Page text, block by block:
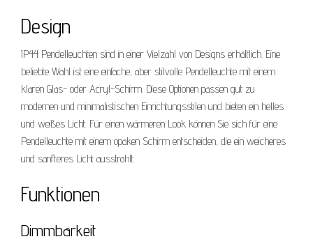
Design
IP44 Pendelleuchten sind in einer Vielzahl von Designs erhältlich. Eine
beliebte Wahl ist eine einfache, aber stilvolle Pendelleuchte mit einem
klaren Glas- oder Acryl-Schirm. Diese Optionen passen gut zu
modernen und minimalistischen Einrichtungsstilen und bieten ein helles
und weißes Licht. Für einen wärmeren Look können Sie sich für eine
Pendelleuchte mit einem opaken Schirm entscheiden, die ein weicheres
und sanfteres Licht ausstrahlt.
Funktionen
Dimmbarkeit